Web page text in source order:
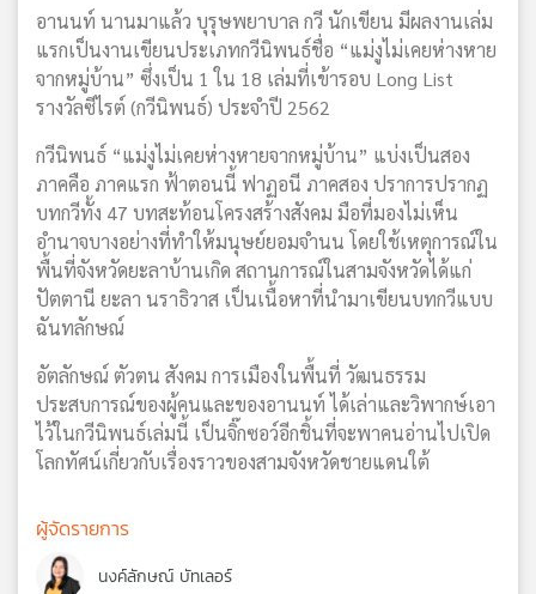
อานนท์ นานมาแล้ว บุรุษพยาบาล กวี นักเขียน มีผลงานเล่ม
แรกเป็นงานเขียนประเภทกวีนิพนธ์ชื่อ “แม่งูไม่เคยห่างหาย
จากหมู่บ้าน” ซึ่งเป็น 1 ใน 18 เล่มที่เข้ารอบ Long List
รางวัลซีไรต์ (กวีนิพนธ์) ประจำปี 2562
กวีนิพนธ์ “แม่งูไม่เคยห่างหายจากหมู่บ้าน” แบ่งเป็นสอง
ภาคคือ ภาคแรก ฟ้าตอนนี้ ฟาฏอนี ภาคสอง ปราการปรากฏ
บทกวีทั้ง 47 บทสะท้อนโครงสร้างสังคม มือที่มองไม่เห็น
อำนาจบางอย่างที่ทำให้มนุษย์ยอมจำนน โดยใช้เหตุการณ์ใน
พื้นที่จังหวัดยะลาบ้านเกิด สถานการณ์ในสามจังหวัดได้แก่
ปัตตานี ยะลา นราธิวาส เป็นเนื้อหาที่นำมาเขียนบทกวีแบบ
ฉันทลักษณ์
อัตลักษณ์ ตัวตน สังคม การเมืองในพื้นที่ วัฒนธรรม
ประสบการณ์ของผู้คนและของอานนท์ ได้เล่าและวิพากษ์เอา
ไว้ในกวีนิพนธ์เล่มนี้ เป็นจิ๊กซอว์อีกชิ้นที่จะพาคนอ่านไปเปิด
โลกทัศน์เกี่ยวกับเรื่องราวของสามจังหวัดชายแดนใต้
ผู้จัดรายการ
นงค์ลักษณ์ บัทเลอร์